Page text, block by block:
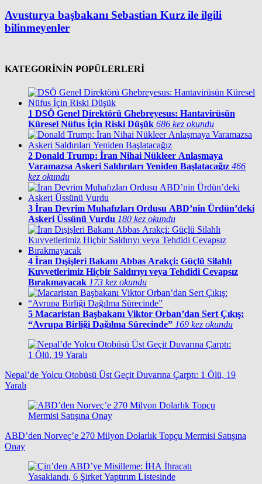
Avusturya başbakanı Sebastian Kurz ile ilgili
bilinmeyenler
KATEGORİNİN POPÜLERLERİ
1 DSÖ Genel Direktörü Ghebreyesus: Hantavirüsün
Küresel Nüfus İçin Riski Düşük 686 kez okundu
2 Donald Trump: İran Nihai Nükleer Anlaşmaya
Varamazsa Askeri Saldırıları Yeniden Başlatacağız 466
kez okundu
3 İran Devrim Muhafızları Ordusu ABD’nin Ürdün’deki
Askeri Üssünü Vurdu 180 kez okundu
4 İran Dışişleri Bakanı Abbas Arakçi: Güçlü Silahlı
Kuvvetlerimiz Hiçbir Saldırıyı veya Tehdidi Cevapsız
Bırakmayacak 173 kez okundu
5 Macaristan Başbakanı Viktor Orban’dan Sert Çıkış:
“Avrupa Birliği Dağılma Sürecinde” 169 kez okundu
Nepal’de Yolcu Otobüsü Üst Geçit Duvarına Çarptı: 1 Ölü, 19
Yaralı
ABD’den Norveç’e 270 Milyon Dolarlık Topçu Mermisi Satışına
Onay